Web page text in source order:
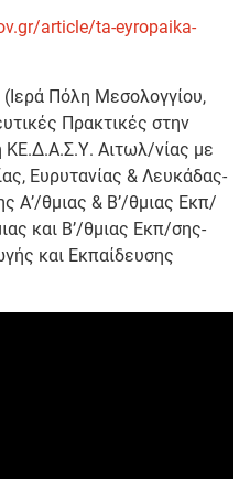
article/ta-eyropaika-
Πόλη Μεσολογγίου,
Πρακτικές στην
ΚΕ.Δ.Α.Σ.Υ. Αιτωλ/νίας με
Ευρυτανίας & Λευκάδας-
Α’/θμιας & Β’/θμιας Εκπ/
και Β’/θμιας Εκπ/σης-
και Εκπαίδευσης